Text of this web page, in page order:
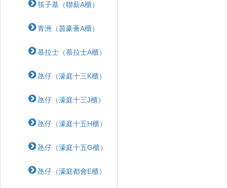
筷子基（聯薪A櫃）
青洲（茵豪薈A櫃）
慕拉士（慕拉士A櫃）
氹仔（濠庭十三K櫃）
氹仔（濠庭十三J櫃）
氹仔（濠庭十五H櫃）
氹仔（濠庭十五G櫃）
氹仔（濠庭都會E櫃）